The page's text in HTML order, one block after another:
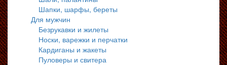
Шапки, шарфы, береты
Для мужчин
Безрукавки и жилеты
Носки, варежки и перчатки
Кардиганы и жакеты
Пуловеры и свитера